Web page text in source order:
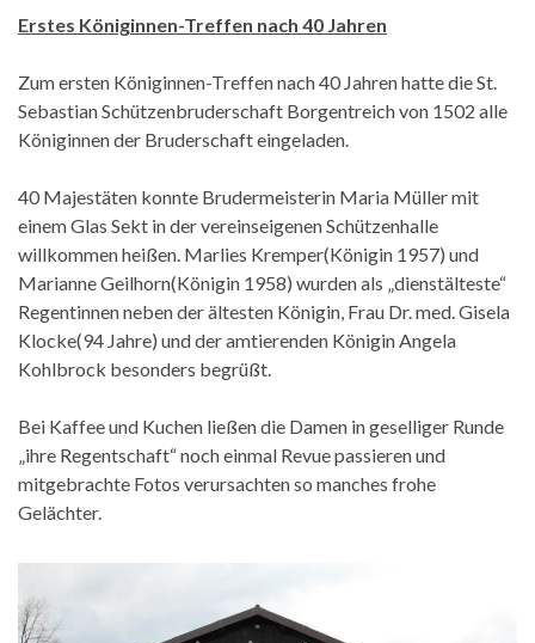
Erstes Königinnen-Treffen nach 40 Jahren
Zum ersten Königinnen-Treffen nach 40 Jahren hatte die St.
Sebastian Schützenbruderschaft Borgentreich von 1502 alle
Königinnen der Bruderschaft eingeladen.
40 Majestäten konnte Brudermeisterin Maria Müller mit
einem Glas Sekt in der vereinseigenen Schützenhalle
willkommen heißen. Marlies Kremper(Königin 1957) und
Marianne Geilhorn(Königin 1958) wurden als „dienstälteste“
Regentinnen neben der ältesten Königin, Frau Dr. med. Gisela
Klocke(94 Jahre) und der amtierenden Königin Angela
Kohlbrock besonders begrüßt.
Bei Kaffee und Kuchen ließen die Damen in geselliger Runde
„ihre Regentschaft“ noch einmal Revue passieren und
mitgebrachte Fotos verursachten so manches frohe
Gelächter.